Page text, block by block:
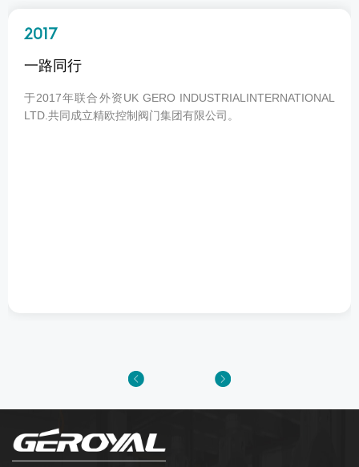
2017
一路同行
于2017年联合外资UK GERO INDUSTRIALINTERNATIONAL
LTD.共同成立精欧控制阀门集团有限公司。